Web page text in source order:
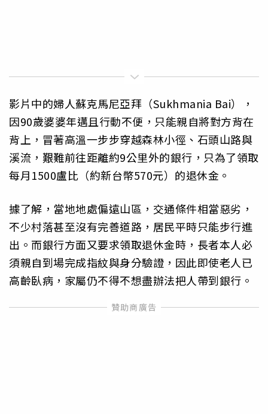
影片中的婦人蘇克馬尼亞拜（Sukhmania Bai），
因90歲婆婆年邁且行動不便，只能親自將對方背在
背上，冒著高溫一步步穿越森林小徑、石頭山路與
溪流，艱難前往距離約9公里外的銀行，只為了領取
每月1500盧比（約新台幣570元）的退休金。
據了解，當地地處偏遠山區，交通條件相當惡劣，
不少村落甚至沒有完善道路，居民平時只能步行進
出。而銀行方面又要求領取退休金時，長者本人必
須親自到場完成指紋與身分驗證，因此即使老人已
高齡臥病，家屬仍不得不想盡辦法把人帶到銀行。